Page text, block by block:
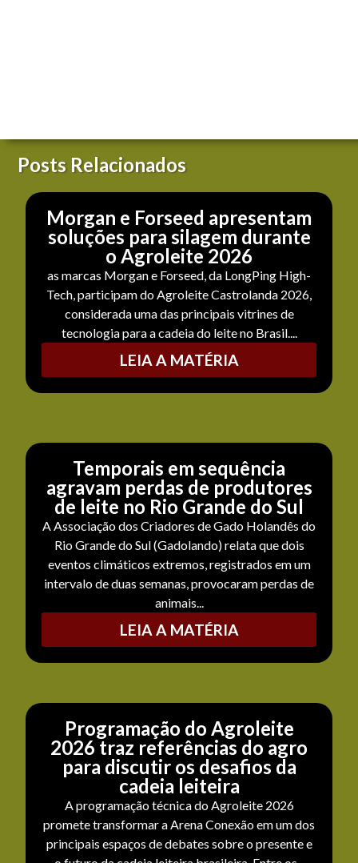
Posts Relacionados
Morgan e Forseed apresentam
soluções para silagem durante
o Agroleite 2026
as marcas Morgan e Forseed, da LongPing High-
Tech, participam do Agroleite Castrolanda 2026,
considerada uma das principais vitrines de
tecnologia para a cadeia do leite no Brasil....
LEIA A MATÉRIA
Temporais em sequência
agravam perdas de produtores
de leite no Rio Grande do Sul
A Associação dos Criadores de Gado Holandês do
Rio Grande do Sul (Gadolando) relata que dois
eventos climáticos extremos, registrados em um
intervalo de duas semanas, provocaram perdas de
animais...
LEIA A MATÉRIA
Programação do Agroleite
2026 traz referências do agro
para discutir os desafios da
cadeia leiteira
A programação técnica do Agroleite 2026
promete transformar a Arena Conexão em um dos
principais espaços de debates sobre o presente e